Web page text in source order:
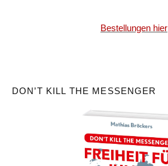
Bestellungen hier
DON’T KILL THE MESSENGER